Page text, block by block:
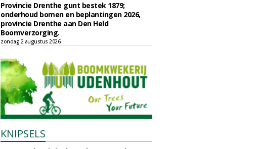
Provincie Drenthe gunt bestek 1879;
onderhoud bomen en beplantingen 2026,
provincie Drenthe aan Den Held
Boomverzorging.
zondag 2 augustus 2026
KNIPSELS